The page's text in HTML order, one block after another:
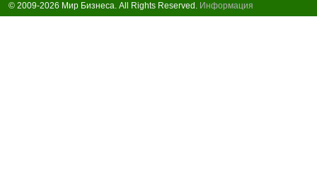
© 2009-2026 Мир Бизнеса. All Rights Reserved. Информация